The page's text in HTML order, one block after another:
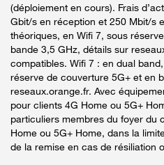
(déploiement en cours). Frais
Gbit/s en réception et 250 Mbit/s
théoriques, en Wifi 7, sous
bande 3,5 GHz, détails sur
compatibles. Wifi 7 : en dual
réserve de couverture 5G+ et en
reseaux.orange.fr. Avec
pour clients 4G Home ou 5G+
particuliers membres du foyer du
Home ou 5G+ Home, dans la
de la remise en cas de résiliation